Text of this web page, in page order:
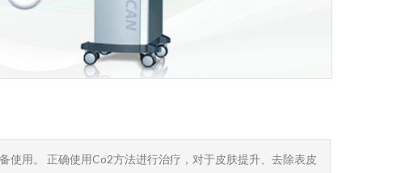
使用。 正确使用Co2方法进行治疗，对于皮肤提升、去除表皮